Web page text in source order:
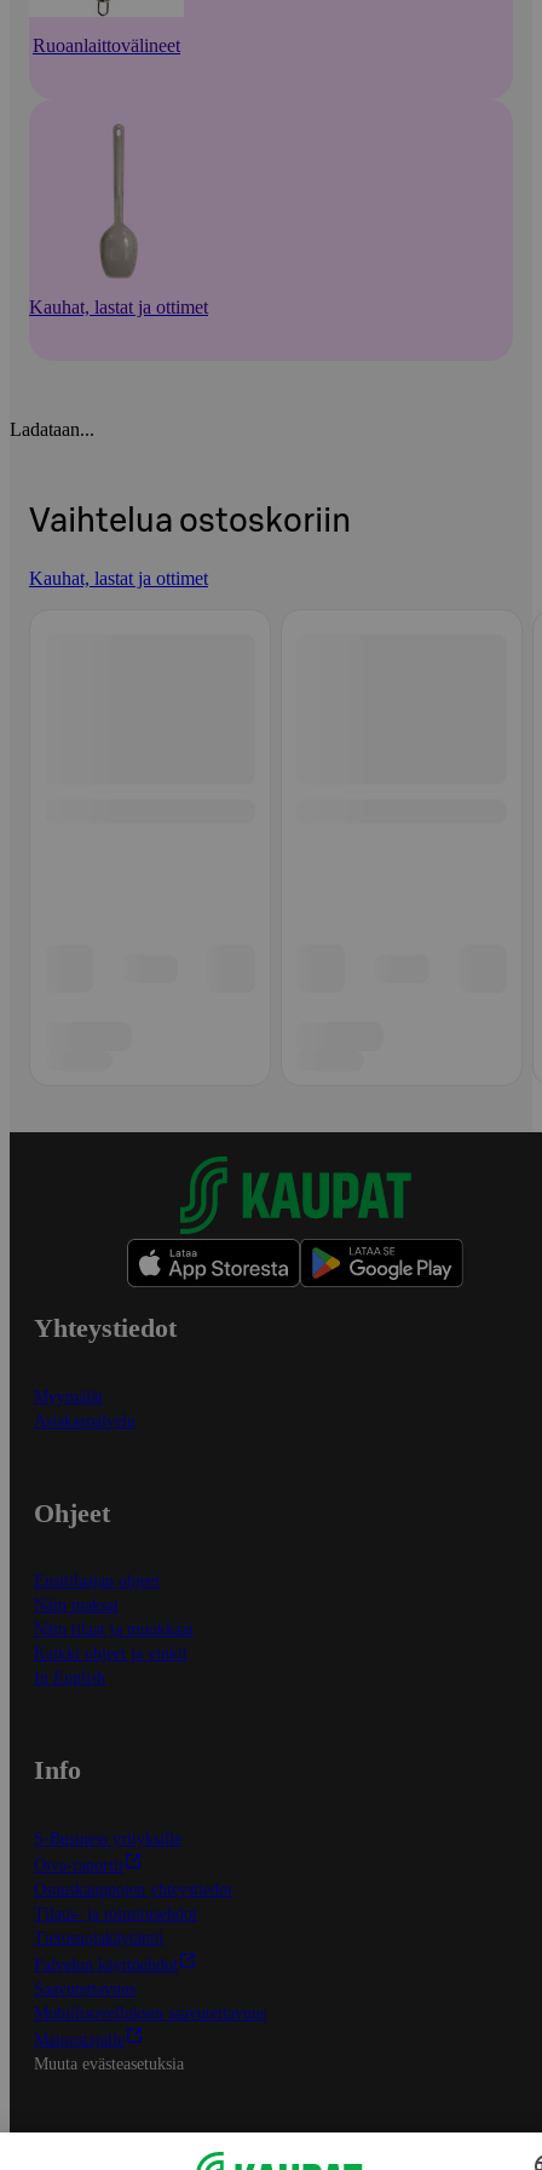
Ruoanlaittovälineet
Kauhat, lastat ja ottimet
Ladataan...
Vaihtelua ostoskoriin
Kauhat, lastat ja ottimet
Yhteystiedot
Myymälät
Asiakaspalvelu
Ohjeet
Ensitilaajan ohjeet
Näin maksat
Näin tilaat ja muokkaat
Kaikki ohjeet ja vinkit
In English
Info
S-Business yrityksille
Oiva-raportit
Osuuskauppojen yhteystiedot
Tilaus- ja toimitusehdot
Tietosuojakäytäntö
Palvelun käyttöehdot
Saavutettavuus
Mobiilisovelluksen saavutettavuus
Mainostajalle
Muuta evästeasetuksia
S-ryhmän palvelut